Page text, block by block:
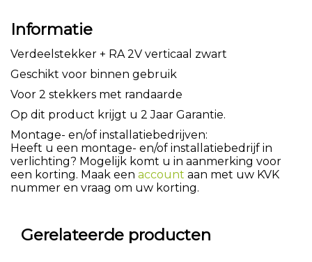
Informatie
Verdeelstekker + RA 2V verticaal zwart
Geschikt voor binnen gebruik
Voor 2 stekkers met randaarde
Op dit product krijgt u 2 Jaar Garantie.
Montage- en/of installatiebedrijven:
Heeft u een montage- en/of installatiebedrijf in
verlichting? Mogelijk komt u in aanmerking voor
een korting. Maak een account aan met uw KVK
nummer en vraag om uw korting.
Gerelateerde producten